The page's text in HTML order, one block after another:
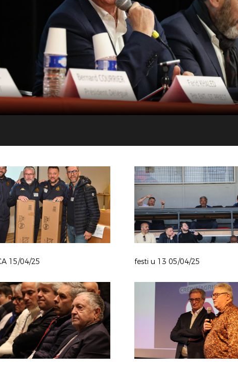
15/04/25 festi u 13 05/04/25